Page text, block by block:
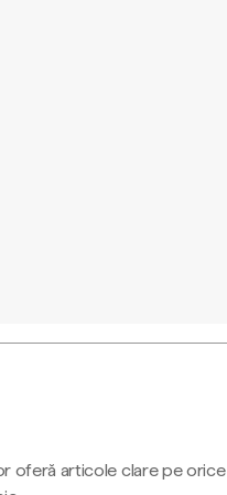
oferă articole clare pe orice